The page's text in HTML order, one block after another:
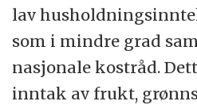
lav
som i mindre grad
nasjonale kostråd.
inntak av frukt,